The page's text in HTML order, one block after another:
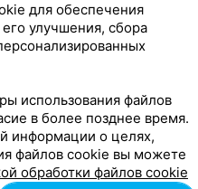
для обеспечения
его улучшения, сбора
использования файлов
в более позднее время.
информации о целях,
файлов cookie вы можете
обработки файлов cookie